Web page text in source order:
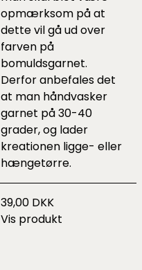
opmærksom på at
dette vil gå ud over
farven på
bomuldsgarnet.
Derfor anbefales det
at man håndvasker
garnet på 30-40
grader, og lader
kreationen ligge- eller
hængetørre.
39,00 DKK
Vis produkt